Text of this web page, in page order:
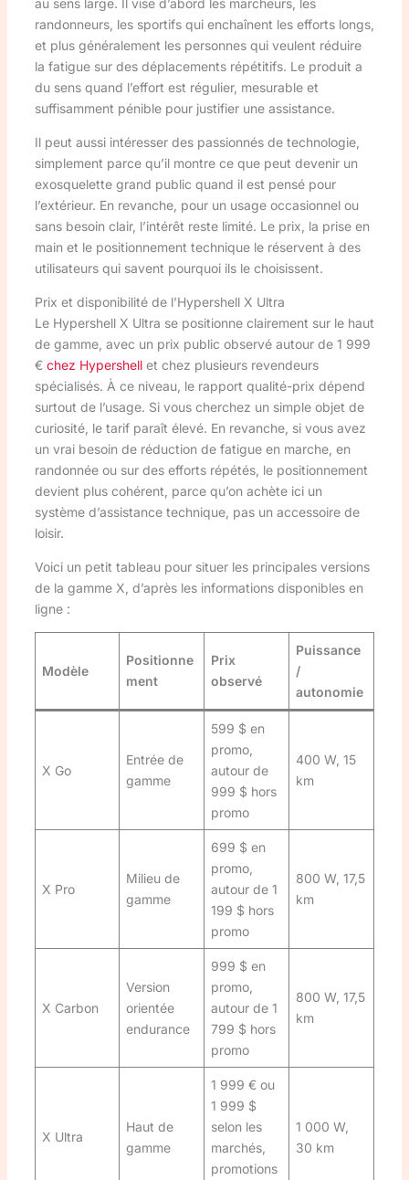
randonneurs, les sportifs qui enchaînent les efforts longs,
et plus généralement les personnes qui veulent réduire
la fatigue sur des déplacements répétitifs. Le produit a
du sens quand l’effort est régulier, mesurable et
suffisamment pénible pour justifier une assistance.
Il peut aussi intéresser des passionnés de technologie,
simplement parce qu’il montre ce que peut devenir un
exosquelette grand public quand il est pensé pour
l’extérieur. En revanche, pour un usage occasionnel ou
sans besoin clair, l’intérêt reste limité. Le prix, la prise en
main et le positionnement technique le réservent à des
utilisateurs qui savent pourquoi ils le choisissent.
Prix et disponibilité de l’Hypershell X Ultra
Le Hypershell X Ultra se positionne clairement sur le haut
de gamme, avec un prix public observé autour de 1 999
€ chez Hypershellet chez plusieurs revendeurs
spécialisés. À ce niveau, le rapport qualité-prix dépend
surtout de l’usage. Si vous cherchez un simple objet de
curiosité, le tarif paraît élevé. En revanche, si vous avez
un vrai besoin de réduction de fatigue en marche, en
randonnée ou sur des efforts répétés, le positionnement
devient plus cohérent, parce qu’on achète ici un
système d’assistance technique, pas un accessoire de
loisir.
Voici un petit tableau pour situer les principales versions
de la gamme X, d’après les informations disponibles en
ligne :
Modèle
Positionne
ment
Prix
observé
Puissance
/
autonomie
X Go
Entrée de
gamme
599 $ en
promo,
autour de
999 $ hors
promo
400 W, 15
km
X Pro
Milieu de
gamme
699 $ en
promo,
autour de 1
199 $ hors
promo
800 W, 17,5
km
X Carbon
Version
orientée
endurance
999 $ en
promo,
autour de 1
799 $ hors
promo
800 W, 17,5
km
X Ultra
Haut de
gamme
1 999 € ou
1 999 $
selon les
marchés,
promotions
1 000 W,
30 km